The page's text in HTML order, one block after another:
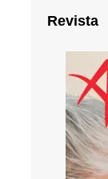
Revista